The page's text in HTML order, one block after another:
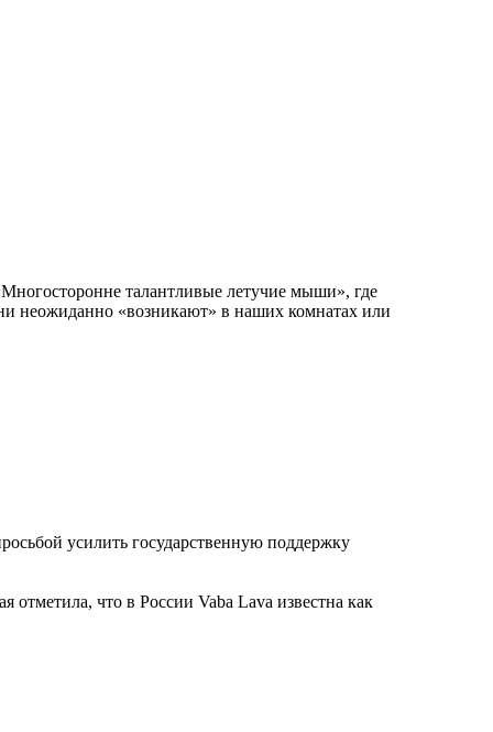
талантливые летучие мыши», где
неожиданно «возникают» в наших комнатах или
усилить государственную поддержку
что в России Vaba Lava известна как